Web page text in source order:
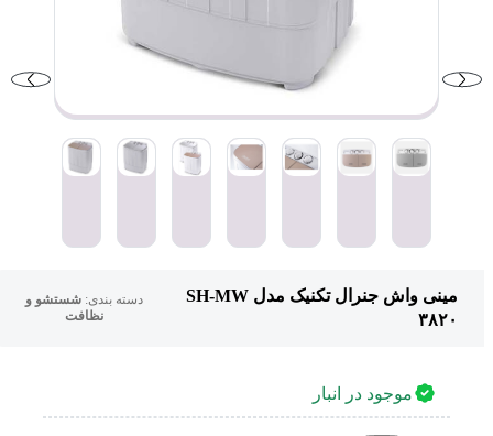
مینی واش جنرال تکنیک مدل SH-MW
۳۸۲۰
دسته بندی:شستشو و
نظافت
موجود در انبار